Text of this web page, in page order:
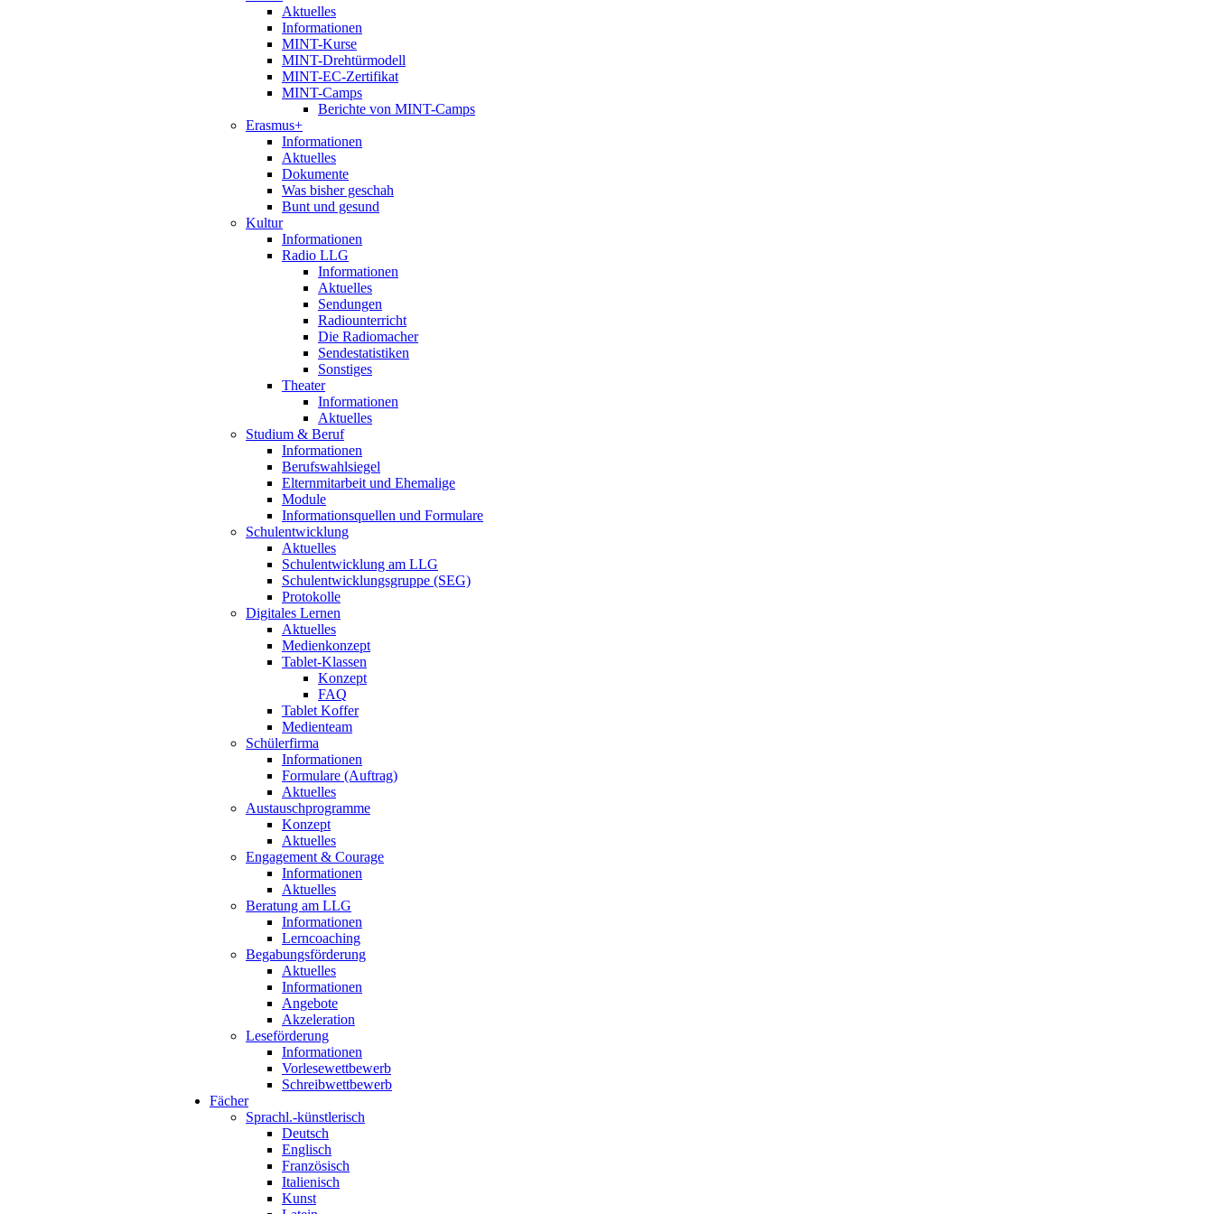
Aktuelles
Informationen
MINT-Kurse
MINT-Drehtürmodell
MINT-EC-Zertifikat
MINT-Camps
Berichte von MINT-Camps
Erasmus+
Informationen
Aktuelles
Dokumente
Was bisher geschah
Bunt und gesund
Kultur
Informationen
Radio LLG
Informationen
Aktuelles
Sendungen
Radiounterricht
Die Radiomacher
Sendestatistiken
Sonstiges
Theater
Informationen
Aktuelles
Studium & Beruf
Informationen
Berufswahlsiegel
Elternmitarbeit und Ehemalige
Module
Informationsquellen und Formulare
Schulentwicklung
Aktuelles
Schulentwicklung am LLG
Schulentwicklungsgruppe (SEG)
Protokolle
Digitales Lernen
Aktuelles
Medienkonzept
Tablet-Klassen
Konzept
FAQ
Tablet Koffer
Medienteam
Schülerfirma
Informationen
Formulare (Auftrag)
Aktuelles
Austauschprogramme
Konzept
Aktuelles
Engagement & Courage
Informationen
Aktuelles
Beratung am LLG
Informationen
Lerncoaching
Begabungsförderung
Aktuelles
Informationen
Angebote
Akzeleration
Leseförderung
Informationen
Vorlesewettbewerb
Schreibwettbewerb
Fächer
Sprachl.-künstlerisch
Deutsch
Englisch
Französisch
Italienisch
Kunst